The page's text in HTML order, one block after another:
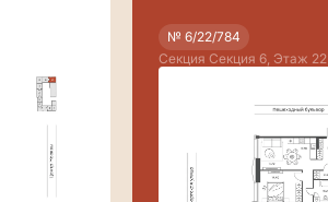
№ 6/22/784
Секция Секция 6, Этаж 22